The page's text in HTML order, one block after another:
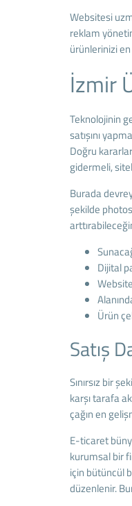
Websitesi
reklam
ürünlerinizi
İzmir
Teknolojinin
satışını
Doğru
gidermeli,
Burada
şekilde
Dijital
Ürün
Satış
Sınırsız bir
karşı tarafa
çağın en
E-ticaret
kurumsal bir
için bütüncül
düzenlenir.